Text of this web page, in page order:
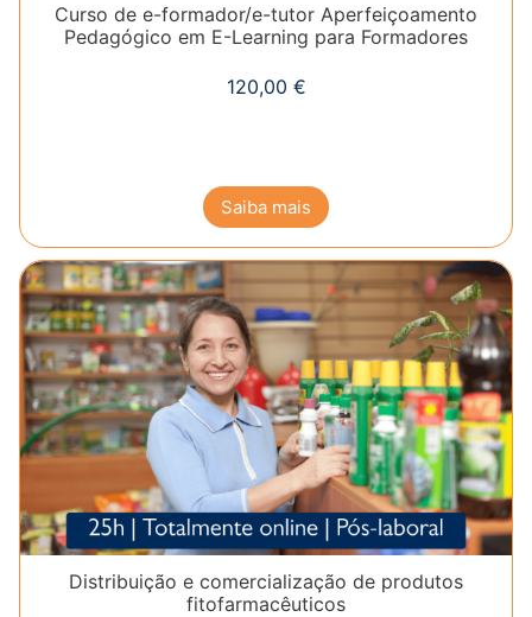
Curso de e-formador/e-tutor Aperfeiçoamento
Pedagógico em E-Learning para Formadores
120,00 €
Saiba mais
Distribuição e comercialização de produtos
fitofarmacêuticos